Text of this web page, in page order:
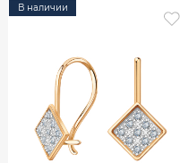
В наличии